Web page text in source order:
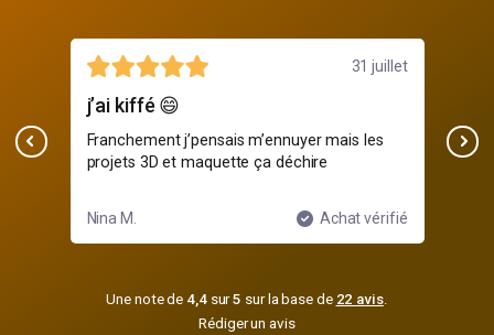
j’pensais m’ennuyer mais les
3D et maquette ça déchire
Les profs prennent
même après le
Romain M.
Une note de 4,4sur5 sur la base de 22 avis.
Rédiger un avis